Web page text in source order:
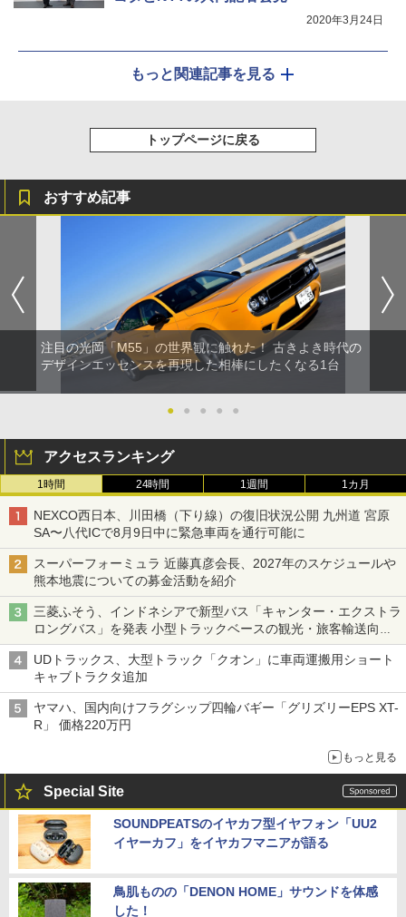
2020年3月24日
もっと関連記事を見る
トップページに戻る
おすすめ記事
注目の光岡「M55」の世界観に触れた！ 古きよき時代の
デザインエッセンスを再現した相棒にしたくなる1台
● ● ● ● ●
アクセスランキング
1時間 24時間 1週間 1カ月
NEXCO西日本、川田橋（下り線）の復旧状況公開 九州道 宮原
SA〜八代ICで8月9日中に緊急車両を通行可能に
スーパーフォーミュラ 近藤真彦会長、2027年のスケジュールや
熊本地震についての募金活動を紹介
三菱ふそう、インドネシアで新型バス「キャンター・エクストラ
ロングバス」を発表 小型トラックベースの観光・旅客輸送向け
バス
UDトラックス、大型トラック「クオン」に車両運搬用ショート
キャブトラクタ追加
ヤマハ、国内向けフラグシップ四輪バギー「グリズリーEPS XT-
R」 価格220万円
もっと見る
Special Site
SOUNDPEATSのイヤカフ型イヤフォン「UU2
イヤーカフ」をイヤカフマニアが語る
鳥肌ものの「DENON HOME」サウンドを体感
した！